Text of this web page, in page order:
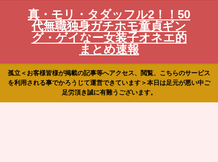
真・モリ・タダッフル2！！50
代無職独身ガチホモ童貞ギン
グ・ゲイなー女装子オネエ的
まとめ速報
孤立＜お客様皆様が掲載の記事等へアクセス、閲覧、こちらのサービス
を利用される事でかろうじて運営できています＞本日は足元が悪い中ご
足労頂き誠に有難うございます。